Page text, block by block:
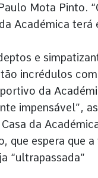
Mota Pinto.
Académica terá
e
incrédulos
da
impensável”,
da
que espera que
“ultrapassada”